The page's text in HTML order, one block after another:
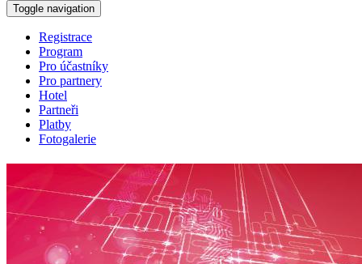
Toggle navigation
Registrace
Program
Pro účastníky
Pro partnery
Hotel
Partneři
Platby
Fotogalerie